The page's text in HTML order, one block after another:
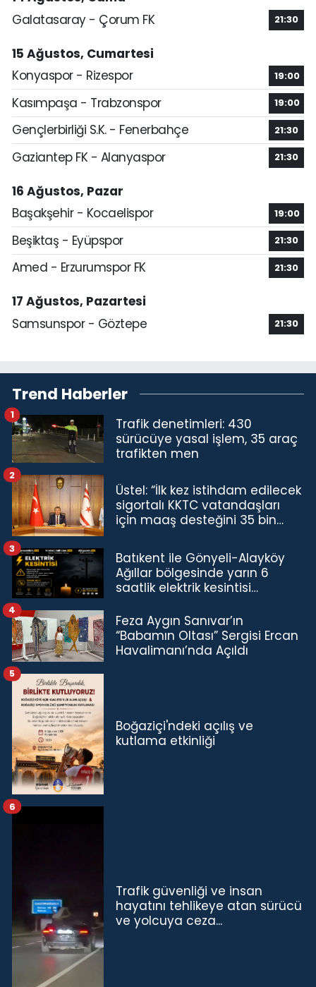
Galatasaray - Çorum FK
21:30
15 Ağustos, Cumartesi
Konyaspor - Rizespor
19:00
Kasımpaşa - Trabzonspor 19:00
Gençlerbirliği S.K. - Fenerbahçe 21:30
Gaziantep FK - Alanyaspor 21:30
16 Ağustos, Pazar
Başakşehir - Kocaelispor
19:00
Beşiktaş - Eyüpspor 21:30
Amed - Erzurumspor FK 21:30
17 Ağustos, Pazartesi
Samsunspor - Göztepe
21:30
Trend Haberler
Trafik denetimleri: 430
sürücüye yasal işlem, 35 araç
trafikten men
1
Üstel: “İlk kez istihdam edilecek
sigortalı KKTC vatandaşları
için maaş desteğini 35 bin
2
Batıkent ile Gönyeli-Alayköy
Ağıllar bölgesinde yarın 6
saatlik elektrik kesintisi…
3
Feza Aygın Sanıvar’ın
“Babamın Oltası” Sergisi Ercan
Havalimanı’nda Açıldı
4
Boğaziçi'ndeki açılış ve
kutlama etkinliği
5
Trafik güvenliği ve insan
hayatını tehlikeye atan sürücü
ve yolcuya ceza...
6